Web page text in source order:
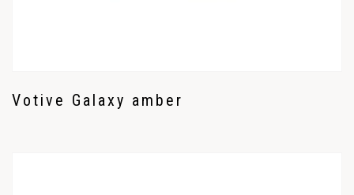
Votive Galaxy amber